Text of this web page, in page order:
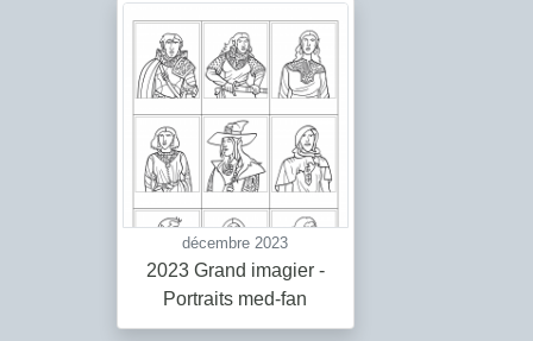
décembre 2023
2023 Grand imagier -
Portraits med-fan